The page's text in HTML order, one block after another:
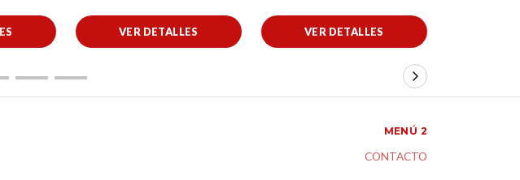
VER DETALLES VER DETALLES
MENÚ 2
CONTACTO